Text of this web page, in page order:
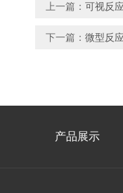
上一篇： 可视反
下一篇： 微型反
产品展示